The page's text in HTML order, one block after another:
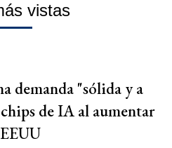
vistas
demanda "sólida y a
de IA al aumentar